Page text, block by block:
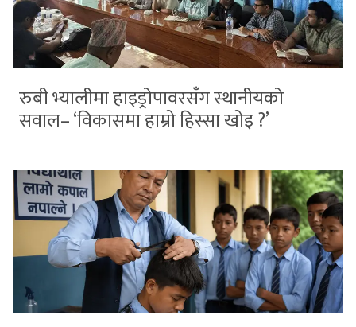
रुबी भ्यालीमा हाइड्रोपावरसँग स्थानीयको
सवाल– ‘विकासमा हाम्रो हिस्सा खोइ ?’